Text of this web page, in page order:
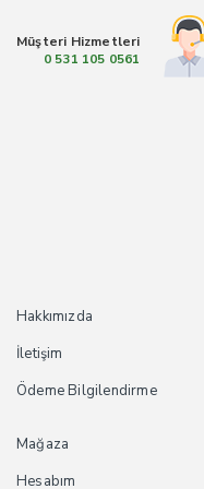
Müşteri Hizmetleri
0 531 105 0561
Hakkımızda
İletişim
Ödeme Bilgilendirme
Mağaza
Hesabım